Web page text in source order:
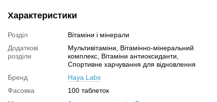
Характеристики
Розділ
Вітаміни і мінерали
Додаткові
розділи
Мультивітаміни, Вітамінно-мінеральний
комплекс, Вітаміни антиоксиданти,
Спортивне харчування для відновлення
Бренд
Haya Labs
Фасовка
100 таблеток